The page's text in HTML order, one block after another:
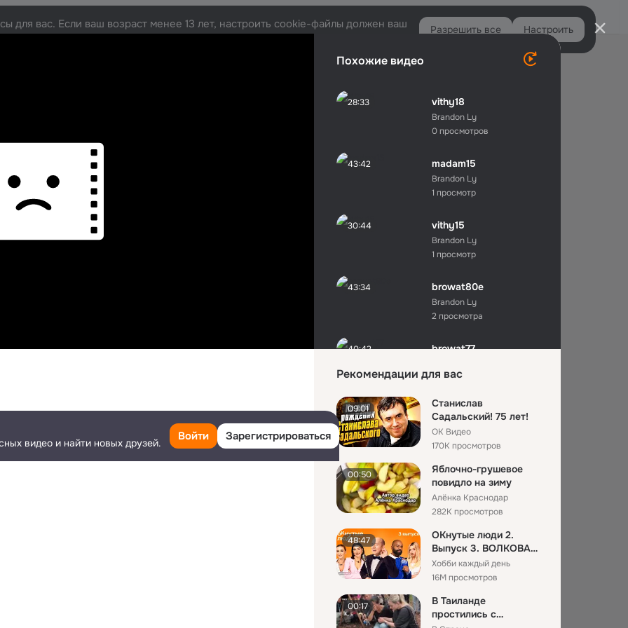
Поделиться Ещё
Похожие видео
28:33 vithy18
Brandon Ly
0 просмотров
43:42 madam15
Brandon Ly
1 просмотр
30:44 vithy15
Brandon Ly
1 просмотр
43:34 browat80e
Brandon Ly
2 просмотра
40:42 browat77
3 просмотра
43:44 madam10
Brandon Ly
4 просмотра
43:43 mdadm08
Brandon Ly
5 просмотров
43:12 browat79
Brandon Ly
5 просмотров
31:13 chomrov21
Brandon Ly
7 просмотров
Рекомендации для вас
09:01
Станислав
Садальский! 75 лет!
ОК Видео
170K просмотров
00:50
Яблочно-грушевое
повидло на зиму
Алёнка Краснодар
282K просмотров
48:47
ОКнутые люди 2.
Выпуск 3. ВОЛКОВА
и ЧЕХОВА против
ГАВРИЛИНО...
Хобби каждый день
16M просмотров
00:17
В Таиланде
простились с
Войти
для вас. Если ваш возраст менее 13 лет, настроить cookie-файлы должен ваш
Разрешить все Настроить
видео и найти новых друзей.
Войти Зарегистрироваться